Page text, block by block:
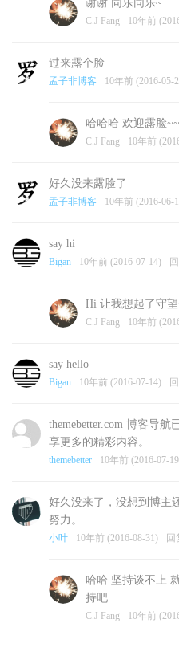
谢谢 同乐同乐~
C.J Fang 10年前
过来露个脸
孟子非博客 10年前 (2016-05-
哈哈哈 欢迎露脸~~
C.J Fang 10年前
好久没来露脸了
孟子非博客 10年前 (2016-06-
say hi
Bigan 10年前 (2016-07-14)
Hi 让我想起了守
C.J Fang 10年前
say hello
Bigan 10年前 (2016-07-14)
themebetter.com 博客导
享更多的精彩内容。
themebetter 10年前 (2016-07-
好久没来了，没想到博主
努力。
小叶 10年前 (2016-08-31) 回
哈哈 坚持谈不上
持吧
C.J Fang 10年前